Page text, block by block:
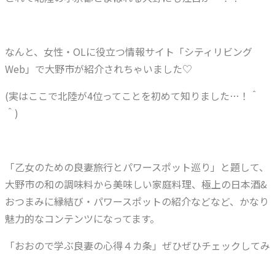
なんと、女性・OLに役立つ情報サイト「シティリビング
Web」で大野市が紹介されちゃいました♡
(実はここで北陸が4位ってことを初めて知りました…！＾
＾)
「乙女のための良妻旅行とパワースポット巡り」と題して、
大野市の和の調味料から美味しい家庭料理、極上の日本酒&
おつまみに縁結び・パワースポットの紹介などなど、かなり
魅力的なコンテンツになってます。
「おおので学ぶ良妻の心得４カ条」ぜひぜひチェックしてみ